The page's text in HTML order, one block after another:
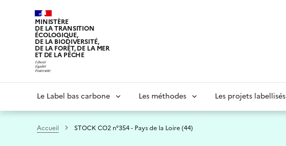
MINISTÈRE
DE LA TRANSITION
ÉCOLOGIQUE,
DE LA BIODIVERSITÉ,
DE LA FORÊT, DE LA MER
ET DE LA PÊCHE
principale
Le Label bas carbone Les méthodes Les projets labellisés
Accueil STOCK CO2 n°354 - Pays de la Loire (44)